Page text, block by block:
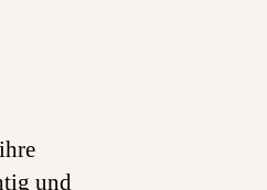
und